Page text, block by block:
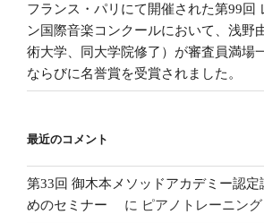
フランス・パリにて開催された第99回
ン国際音楽コンクールにおいて、浅野
術大学、同大学院修了）が審査員満場
ならびに名誉賞を受賞されました。
最近のコメント
第33回 御木本メソッドアカデミー認定
めのセミナー
に ピアノトレーニング